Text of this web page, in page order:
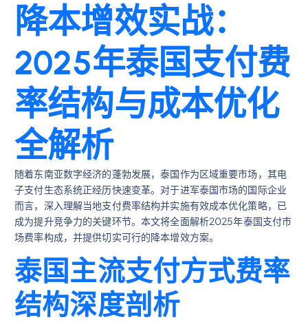
降本增效实战：
2025年泰国支付费
率结构与成本优化
全解析
随着东南亚数字经济的蓬勃发展，泰国作为区域重要市场，其电
子支付生态系统正经历快速变革。对于进军泰国市场的国际企业
而言，深入理解当地支付费率结构并实施有效成本优化策略，已
成为提升竞争力的关键环节。本文将全面解析2025年泰国支付市
场费率构成，并提供切实可行的降本增效方案。
泰国主流支付方式费率
结构深度剖析